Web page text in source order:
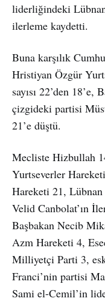
liderliğindeki
ilerleme kaydetti.
Buna karşılık
Hristiyan Özgür
sayısı 22’den
çizgideki partisi
21’e düştü.
Mecliste Hizbullah
Yurtseverler
Hareketi 21,
Velid Canbolat’ın
Başbakan Necib
Azm Hareketi 4,
Milliyetçi Parti 3,
Franci’nin partisi
Sami el-Cemil’in